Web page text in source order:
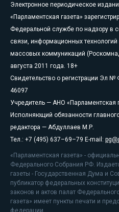
Электронное периодическое
«Парламентская газета»
Федеральной службе по надзору в
связи, информационных технологий
массовых коммуникаций
августа 2011 года. 18+
Свидетельство о регистрации Эл №
46097
Учредитель — АНО «Парламентская
Исполняющий обязанности
редактора — Абдуллаев М.Р.
Тел.: +7 (495) 637–69–79 E-mail:
«Парламентская газета» -
Федерального Собрания РФ.
газеты - Государственная Дума и
публикатор федеральных
законов и актов палат
газета» имеет пункты печати и